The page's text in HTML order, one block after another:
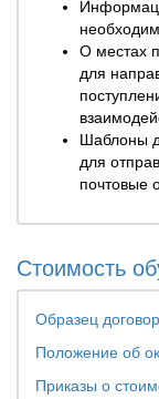
О местах
для
Шаблоны
для
почтовые
Стоимость
Образец
Положение об
Приказы о